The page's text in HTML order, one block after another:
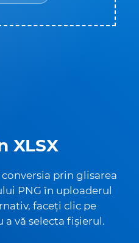
XLSX
prin glisarea
PNG în uploaderul
faceți clic pe
vă selecta fișierul.